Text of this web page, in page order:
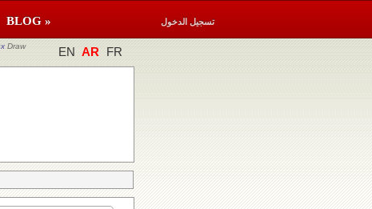
BLOG » تسجيل الدخول
Draw
EN AR FR